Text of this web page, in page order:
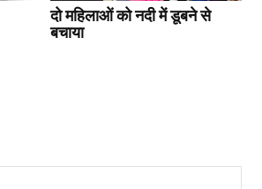
दो महिलाओं को नदी में डूबने से
बचाया